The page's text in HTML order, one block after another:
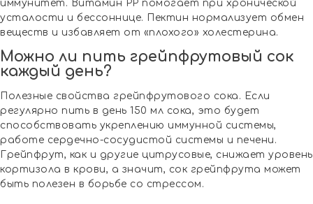
иммунитет. Витамин РР помогает при хронической
усталости и бессоннице. Пектин нормализует обмен
веществ и избавляет от «плохого» холестерина.
Можно ли пить грейпфрутовый сок
каждый день?
Полезные свойства грейпфрутового сока. Если
регулярно пить в день 150 мл сока, это будет
способствовать укреплению иммунной системы,
работе сердечно-сосудистой системы и печени.
Грейпфрут, как и другие цитрусовые, снижает уровень
кортизола в крови, а значит, сок грейпфрута может
быть полезен в борьбе со стрессом.